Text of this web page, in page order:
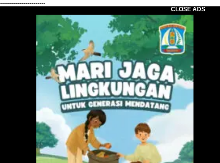
-----------------------
CLOSE ADS